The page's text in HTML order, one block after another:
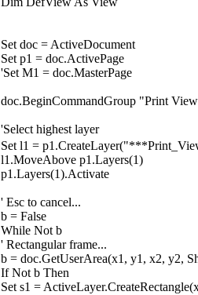
Set doc = ActiveDocument
Set p1 = doc.ActivePage
'Set M1 = doc.MasterPage
doc.BeginCommandGroup "Print
'Select highest layer
Set l1 =
l1.MoveAbove p1.Layers(1)
p1.Layers(1).Activate
' Esc to cancel...
b = False
While Not b
' Rectangular frame...
b = doc.GetUserArea(x1, y1, x2, y2,
If Not b Then
Set s1 =